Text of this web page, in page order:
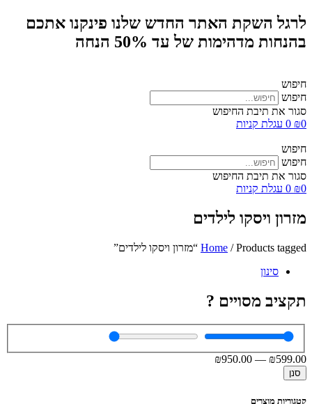
לרגל השקת האתר החדש שלנו פינקנו אתכם
בהנחות מדהימות של עד 50% הנחה
חיפוש
חיפוש
סגור את תיבת החיפוש
₪0
0 עגלת קניות
חיפוש
חיפוש
סגור את תיבת החיפוש
₪0
0 עגלת קניות
מזרון ויסקו לילדים
Home / Products tagged “מזרון ויסקו לילדים”
סינון
תקציב מסויים ?
₪599.00
—
₪950.00
סנן
קטגוריות מוצרים